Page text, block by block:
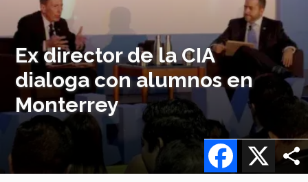
Ex director de la CIA
dialoga con alumnos en
Monterrey
X
Facebook